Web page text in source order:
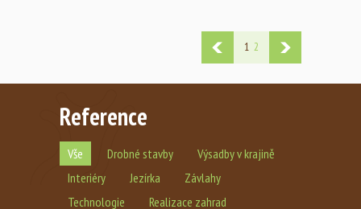
1 2
Reference
Vše Drobné stavby
Výsadby v krajině
Interiéry
Jezírka
Závlahy
Technologie
Realizace zahrad